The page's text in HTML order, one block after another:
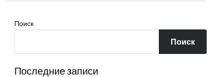
Поиск
Поиск
Последние записи